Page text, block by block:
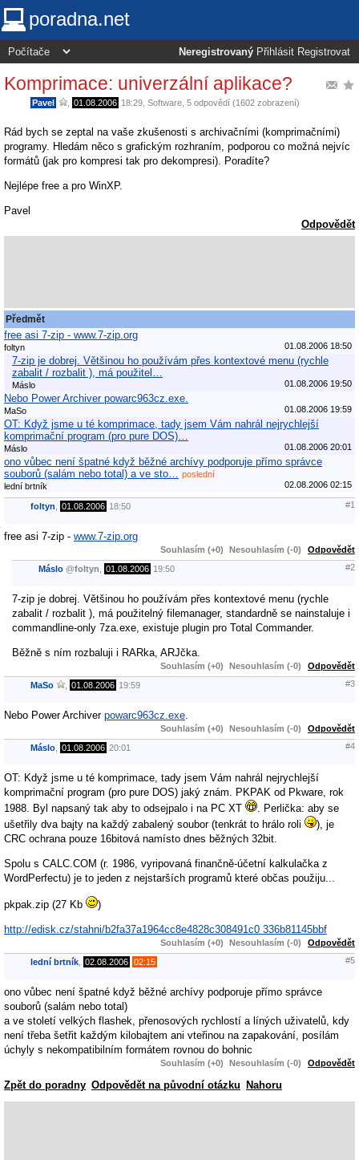
poradna.net
Neregistrovaný Přihlásit Registrovat
Komprimace: univerzální aplikace?
Pavel 01.08.2006 18:29 Software , 5 odpovědí (1602 zobrazení)
Rád bych se zeptal na vaše zkušenosti s archivačními (komprimačními)
programy. Hledám něco s grafickým rozhraním, podporou co možná nejvíc
formátů (jak pro kompresi tak pro dekompresi). Poradíte?
Nejlépe free a pro WinXP.
Pavel
Odpovědět
Předmět
free asi 7-zip - www.7-zip.org
foltyn 01.08.2006 18:50
7-zip je dobrej. Většinou ho používám přes kontextové menu (rychle
zabalit / rozbalit ), má použitel…
Máslo 01.08.2006 19:50
Nebo Power Archiver powarc963cz.exe.
MaSo 01.08.2006 19:59
OT: Když jsme u té komprimace, tady jsem Vám nahrál nejrychlejší
komprimační program (pro pure DOS)…
Máslo 01.08.2006 20:01
ono vůbec není špatné když běžné archívy podporuje přímo správce
souborů (salám nebo total) a ve sto…
poslední
lední brtník
02.08.2006 02:15
foltyn 01.08.2006 18:50 #1
free asi 7-zip - www.7-zip.org
Souhlasím (+0) Nesouhlasím (-0) Odpovědět
Máslo @foltyn 01.08.2006 19:50 #2
7-zip je dobrej. Většinou ho používám přes kontextové menu (rychle
zabalit / rozbalit ), má použitelný filemanager, standardně se nainstaluje i
commandline-only 7za.exe, existuje plugin pro Total Commander.
Běžně s ním rozbaluji i RARka, ARJčka.
Souhlasím (+0) Nesouhlasím (-0) Odpovědět
MaSo 01.08.2006 19:59 #3
Nebo Power Archiver powarc963cz.exe
Souhlasím (+0) Nesouhlasím (-0) Odpovědět
Máslo 01.08.2006 20:01 #4
OT: Když jsme u té komprimace, tady jsem Vám nahrál nejrychlejší
komprimační program (pro pure DOS) jaký znám. PKPAK od Pkware, rok
1988. Byl napsaný tak aby to odsejpalo i na PC XT
. Perlička: aby se
ušetřily dva bajty na každý zabalený soubor (tenkrát to hrálo roli
), je
CRC ochrana pouze 16bitová namísto dnes běžných 32bit.
Spolu s CALC.COM (r. 1986, vyripovaná finančně-účetní kalkulačka z
WordPerfectu) je to jeden z nejstarších programů které občas použiju...
pkpak.zip (27 Kb )
http://edisk.cz/stahni/b2fa37a1964cc8e4828c308491c0 336b81145bbf
Souhlasím (+0) Nesouhlasím (-0) Odpovědět
lední brtník 02.08.2006 02:15 #5
ono vůbec není špatné když běžné archívy podporuje přímo správce
souborů (salám nebo total)
a ve století velkých flashek, přenosových rychlostí a líných uživatelů, kdy
není třeba šetřit každým kilobajtem ani vteřinou na zapakování, posílám
úchyly s nekompatibilním formátem rovnou do bohnic
Souhlasím (+0) Nesouhlasím (-0) Odpovědět
Zpět do poradny Odpovědět na původní otázku Nahoru